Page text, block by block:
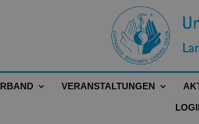
VERANSTALTUNGEN